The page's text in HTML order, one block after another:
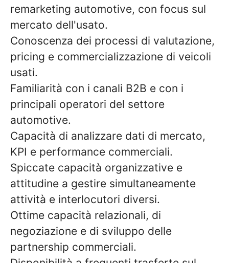
remarketing automotive, con focus sul
mercato dell'usato.
Conoscenza dei processi di valutazione,
pricing e commercializzazione di veicoli
usati.
Familiarità con i canali B2B e con i
principali operatori del settore
automotive.
Capacità di analizzare dati di mercato,
KPI e performance commerciali.
Spiccate capacità organizzative e
attitudine a gestire simultaneamente
attività e interlocutori diversi.
Ottime capacità relazionali, di
negoziazione e di sviluppo delle
partnership commerciali.